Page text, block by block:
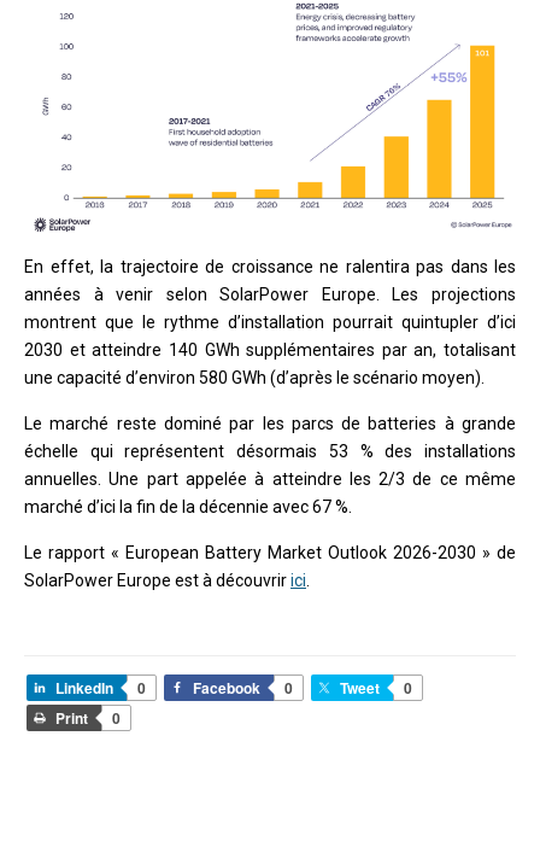
En effet, la trajectoire de croissance ne ralentira pas dans les
années à venir selon SolarPower Europe. Les projections
montrent que le rythme d’installation pourrait quintupler d’ici
2030 et atteindre 140 GWh supplémentaires par an, totalisant
une capacité d’environ 580 GWh (d’après le scénario moyen).
Le marché reste dominé par les parcs de batteries à grande
échelle qui représentent désormais 53 % des installations
annuelles. Une part appelée à atteindre les 2/3 de ce même
marché d’ici la fin de la décennie avec 67 %.
Le rapport « European Battery Market Outlook 2026-2030 » de
SolarPower Europe est à découvririci
LinkedIn 0 Facebook 0 Tweet
0
Print
0